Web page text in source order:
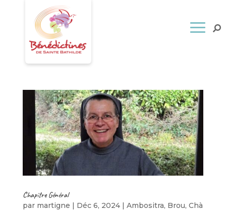
Chapitre Général
par martigne | Déc 6, 2024| Ambositra, Brou, Chà